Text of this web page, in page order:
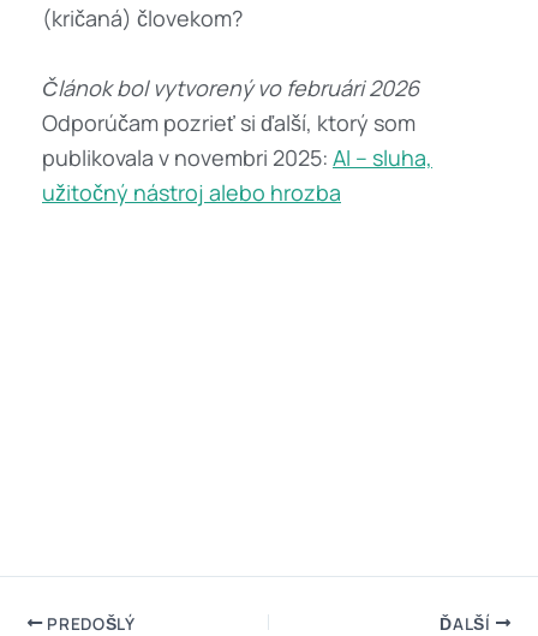
(kričaná) človekom?
Článok bol vytvorený vo februári 2026
Odporúčam pozrieť si ďalší, ktorý som
publikovala v novembri 2025: AI – sluha,
užitočný nástroj alebo hrozba
PREDOŠLÝ ĎALŠÍ